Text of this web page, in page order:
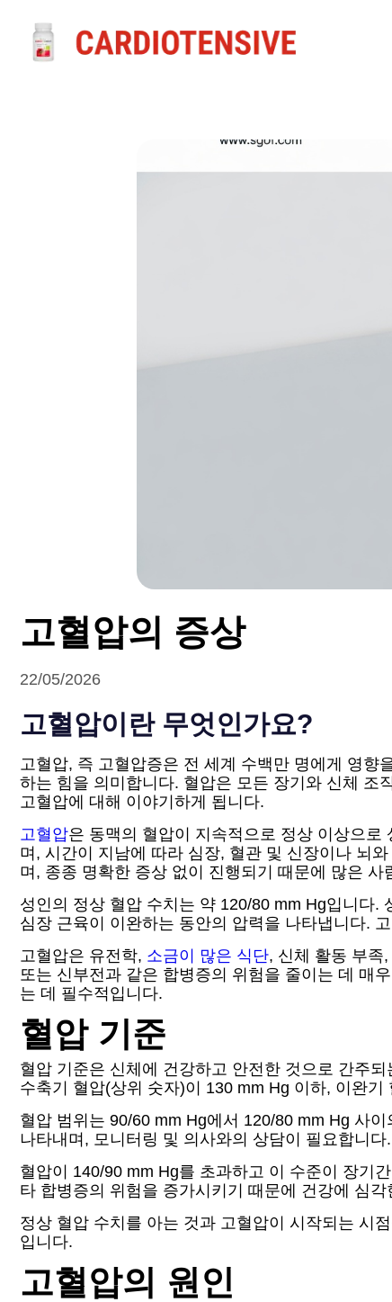
고혈압의 증상
22/05/2026
고혈압이란 무엇인가요?
고혈압, 즉 고혈압증은 전 세계 수백만 명에게 영향
하는 힘을 의미합니다. 혈압은 모든 장기와 신체 조
고혈압에 대해 이야기하게 됩니다.
고혈압은 동맥의 혈압이 지속적으로 정상 이상으
며, 시간이 지남에 따라 심장, 혈관 및 신장이나 뇌
며, 종종 명확한 증상 없이 진행되기 때문에 많은
성인의 정상 혈압 수치는 약 120/80 mm Hg입니다.
심장 근육이 이완하는 동안의 압력을 나타냅니다.
고혈압은 유전학, 소금이 많은 식단, 신체 활동 부족
또는 신부전과 같은 합병증의 위험을 줄이는 데 매
는 데 필수적입니다.
혈압 기준
혈압 기준은 신체에 건강하고 안전한 것으로 간주
수축기 혈압(상위 숫자)이 130 mm Hg 이하, 이완
혈압 범위는 90/60 mm Hg에서 120/80 mm Hg 사
나타내며, 모니터링 및 의사와의 상담이 필요합니다.
혈압이 140/90 mm Hg를 초과하고 이 수준이 장기
타 합병증의 위험을 증가시키기 때문에 건강에 심각
정상 혈압 수치를 아는 것과 고혈압이 시작되는 시
입니다.
고혈압의 원인